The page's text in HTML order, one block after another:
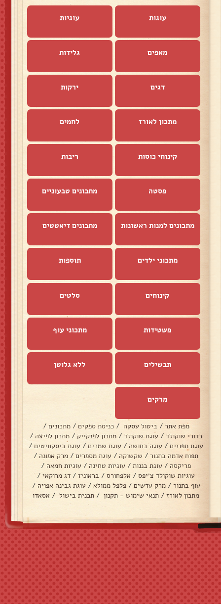
עוגות עוגיות
מאפים גלידות
דגים ירקות
מתכון לאורז לחמים
קינוחי כוסות ריבות
פסטה מתכונים טבעוניים
מתכונים למנות ראשונות מתכונים דיאטטים
מתכוני ילדים תוספות
קינוחים סלטים
פשטידות מתכוני עוף
תבשילים ללא גלוטן
מרקים
מפת אתר / ביטול עסקה / כניסת ספקים / מתכונים /
כדורי שוקולד / עוגת שוקולד / מתכון לפנקייק / מתכון לפיצה /
עוגת תפוזים / עוגה בחושה / עוגת שמרים / עוגת ביסקוויטים /
תפוח אדמה בתנור / שקשוקה / עוגת מספרים / מרק אפונה /
פריקסה / עוגת בננות / עוגיות טחינה / עוגיות חמאה /
עוגיות שוקולד צ׳יפס / אלפחורס / בראוניז / דג מרוקאי /
עוף בתנור / מרק עדשים / פלפל ממולא / עוגת גבינה אפויה /
מתכון לאורז / תנאי שימוש - תקנון / תכנית בישול / אסאדו